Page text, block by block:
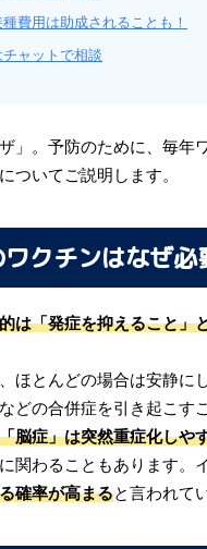
費用は助成されることも！
ャットで相談
」。予防のために、毎年
ついてご説明します。
クチンはなぜ必
は「発症を抑えること」
ほとんどの場合は安静に
どの合併症を引き起こす
脳症」は突然重症化しや
関わることもあります。
確率が高まると言われて